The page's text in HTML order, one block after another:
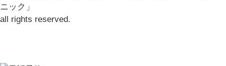
ニック」
all rights reserved.